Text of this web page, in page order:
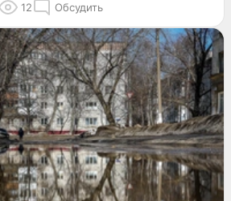
12 Обсудить